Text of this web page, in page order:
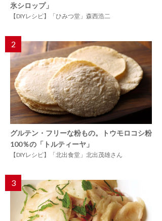
氷シロップ」
【DIYレシピ】「ひみつ堂」森西浩二
2
グルテン・フリーな粉もの。トウモロコシ粉
100％の「トルティーヤ」
【DIYレシピ】「北出食堂」北出茂雄さん
3